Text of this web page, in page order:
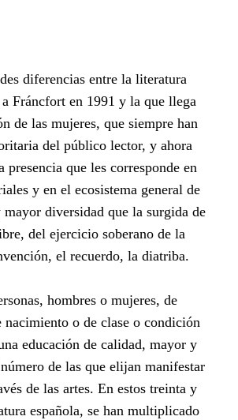
diferencias entre la literatura
Fráncfort en 1991 y la que llega
de las mujeres, que siempre han
del público lector, y ahora
presencia que les corresponde en
y en el ecosistema general de
diversidad que la surgida de
del ejercicio soberano de la
el recuerdo, la diatriba.
hombres o mujeres, de
o de clase o condición
educación de calidad, mayor y
de las que elijan manifestar
de las artes. En estos treinta y
española, se han multiplicado